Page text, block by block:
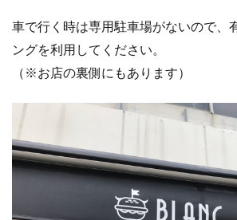
車で行く時は専用駐車場がないので、
ングを利用してください。
（※お店の裏側にもあります）